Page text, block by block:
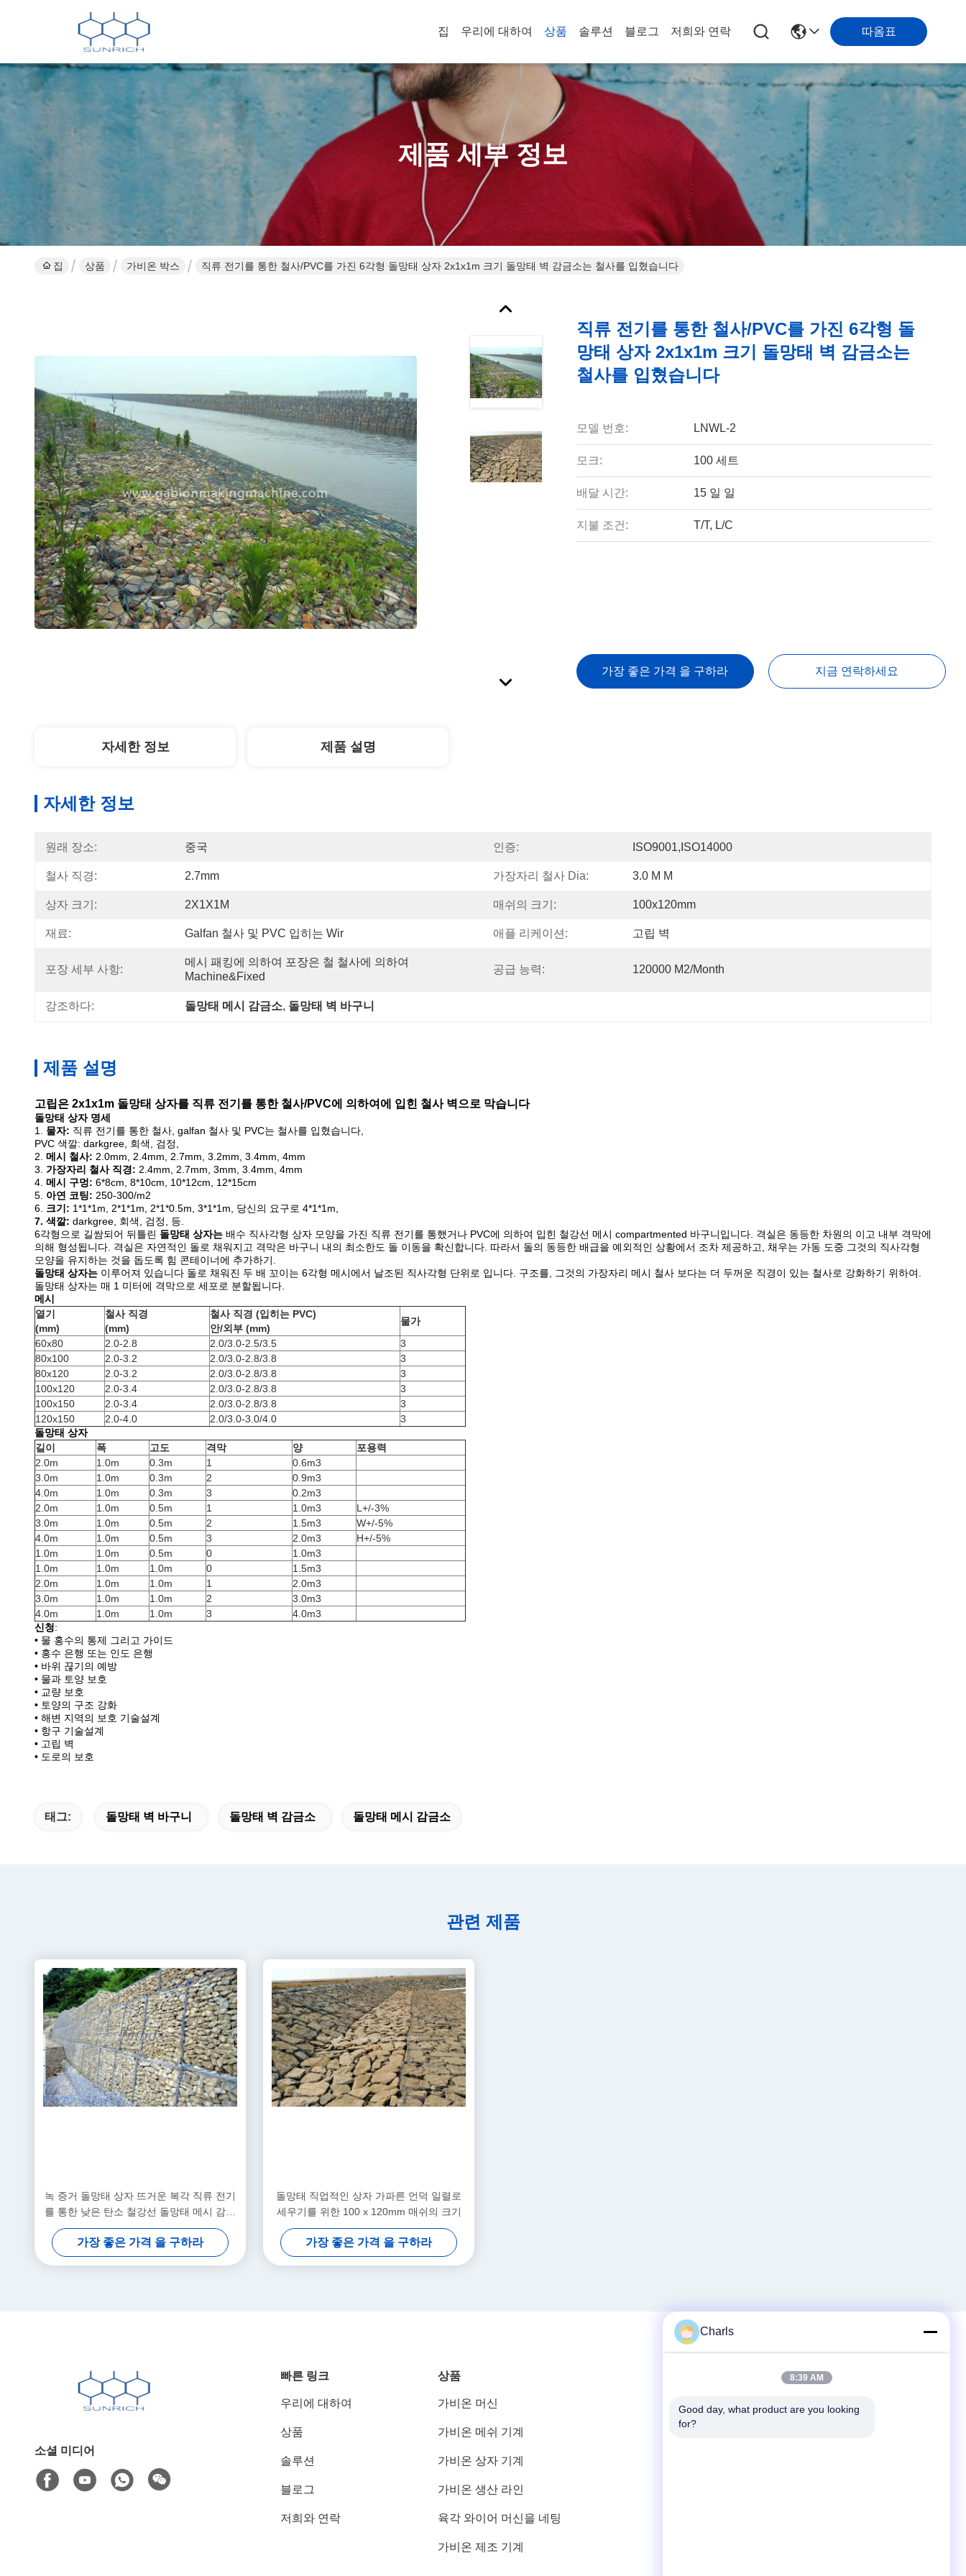
집 우리에 대하여 상품 솔루션 블로그 저희와 연락 따옴표
제품 세부 정보
집 상품 가비온 박스 직류 전기를 통한 철사/PVC를 가진 6각형 돌망태 상자 2x1x1m 크기 돌망태 벽 감금소는 철사를 입혔습니다
직류 전기를 통한 철사/PVC를 가진 6각형 돌
망태 상자 2x1x1m 크기 돌망태 벽 감금소는
철사를 입혔습니다
모델 번호: LNWL-2
모크: 100 세트
배달 시간: 15 일 일
지불 조건: T/T, L/C
가장 좋은 가격 을 구하라 지금 연락하세요
자세한 정보 제품 설명
자세한 정보
원래 장소: 중국 인증: ISO9001,ISO14000
철사 직경: 2.7mm 가장자리 철사 Dia: 3.0 M M
상자 크기: 2X1X1M 매쉬의 크기: 100x120mm
재료: Galfan 철사 및 PVC 입히는 Wir 애플 리케이션: 고립 벽
포장 세부 사항:
메시 패킹에 의하여 포장은 철 철사에 의하여
Machine&fixed
공급 능력: 120000 M2/month
강조하다: 돌망태 메시 감금소, 돌망태 벽 바구니
제품 설명
고립은 2x1x1m 돌망태 상자를 직류 전기를 통한 철사/PVC에 의하여에 입힌 철사 벽으로 막습니다
돌망태 상자 명세
1. 물자: 직류 전기를 통한 철사, galfan 철사 및 PVC는 철사를 입혔습니다,
PVC 색깔: darkgree, 회색, 검정,
2. 메시 철사: 2.0mm, 2.4mm, 2.7mm, 3.2mm, 3.4mm, 4mm
3. 가장자리 철사 직경: 2.4mm, 2.7mm, 3mm, 3.4mm, 4mm
4. 메시 구멍: 6*8cm, 8*10cm, 10*12cm, 12*15cm
5. 아연 코팅: 250-300/m2
6. 크기: 1*1*1m, 2*1*1m, 2*1*0.5m, 3*1*1m, 당신의 요구로 4*1*1m,
7. 색깔: darkgree, 회색, 검정, 등.
6각형으로 길쌈되어 뒤틀린 돌망태 상자는 배수 직사각형 상자 모양을 가진 직류 전기를 통했거나 PVC에 의하여 입힌 철강선 메시 compartmented 바구니입니다. 격실은 동등한 차원의 이고 내부 격막에
의해 형성됩니다. 격실은 자연적인 돌로 채워지고 격막은 바구니 내의 최소한도 돌 이동을 확신합니다. 따라서 돌의 동등한 배급을 예외적인 상황에서 조차 제공하고, 채우는 가동 도중 그것의 직사각형
모양을 유지하는 것을 돕도록 힘 콘테이너에 추가하기.
돌망태 상자는 이루어져 있습니다 돌로 채워진 두 배 꼬이는 6각형 메시에서 날조된 직사각형 단위로 입니다. 구조를, 그것의 가장자리 메시 철사 보다는 더 두꺼운 직경이 있는 철사로 강화하기 위하여.
돌망태 상자는 매 1 미터에 격막으로 세포로 분할됩니다.
메시
열기
(mm)
철사 직경
(mm)
철사 직경 (입히는 PVC)
안/외부 (mm)
물가
60x80
2.0-2.8 2.0/3.0-2.5/3.5
3
80x100
2.0-3.2 2.0/3.0-2.8/3.8
3
80x120
2.0-3.2 2.0/3.0-2.8/3.8
3
100x120
2.0-3.4 2.0/3.0-2.8/3.8
3
100x150
2.0-3.4 2.0/3.0-2.8/3.8
3
120x150
2.0-4.0 2.0/3.0-3.0/4.0
3
돌망태 상자
길이
폭 고도 격막 양
포용력
2.0m
1.0m 0.3m 1
0.6m3
3.0m
1.0m 0.3m 2
0.9m3
4.0m
1.0m 0.3m 3
0.2m3
2.0m
1.0m 0.5m 1 1.0m3
L+/-3%
3.0m
1.0m 0.5m 2 1.5m3
W+/-5%
4.0m
1.0m 0.5m 3 2.0m3
H+/-5%
1.0m
1.0m 0.5m 0
1.0m3
1.0m
1.0m 1.0m 0
1.5m3
2.0m
1.0m 1.0m 1
2.0m3
3.0m
1.0m 1.0m 2
3.0m3
4.0m
1.0m 1.0m 3
4.0m3
신청:
• 물 홍수의 통제 그리고 가이드
• 홍수 은행 또는 인도 은행
• 바위 끊기의 예방
• 물과 토양 보호
• 교량 보호
• 토양의 구조 강화
• 해변 지역의 보호 기술설계
• 항구 기술설계
• 고립 벽
• 도로의 보호
태그: 돌망태 벽 바구니 돌망태 벽 감금소 돌망태 메시 감금소
관련 제품
녹 증거 돌망태 상자 뜨거운 복각 직류 전기
를 통한 낮은 탄소 철강선 돌망태 메시 감금
소
가장 좋은 가격 을 구하라
돌망태 직업적인 상자 가파른 언덕 일렬로
세우기를 위한 100 x 120mm 매쉬의 크기
가장 좋은 가격 을 구하라
소셜 미디어
빠른 링크
우리에 대하여
상품
솔루션
블로그
저희와 연락
상품
가비온 머신
가비온 메쉬 기계
가비온 상자 기계
가비온 생산 라인
육각 와이어 머신을 네팅
가비온 제조 기계
전화
Charls
8:39 AM
Good day, what product are you looking
for?